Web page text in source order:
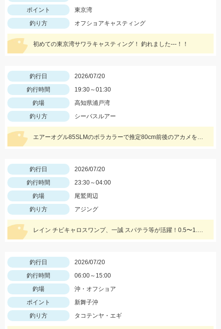
ポイント
東京湾
釣り方
オフショアキャスティング
初めての東京湾サワラキャスティング！ 釣れました---！！
釣行日
2026/07/20
釣行時間
19:30～01:30
釣場
高知県浦戸湾
釣り方
シーバスルアー
エアーオグル85SLMのボラカラーで推定80cm前後のアカメをかけるも豪快なエラ洗いでフックオフ…また来年挑戦したと思います♪
釣行日
2026/07/20
釣行時間
23:30～04:00
釣場
尾鷲周辺
釣り方
アジング
レイン チビキャロスワンプ、一誠 スパテラ等が活躍！0.5〜1.0gのジグヘッドをメインに使用しました！
釣行日
2026/07/20
釣行時間
06:00～15:00
釣場
沖・オフショア
ポイント
新舞子沖
釣り方
タコテンヤ・エギ